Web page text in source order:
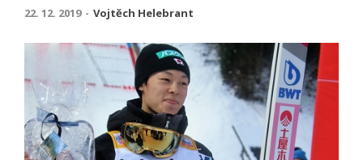
22. 12. 2019 - Vojtěch Helebrant